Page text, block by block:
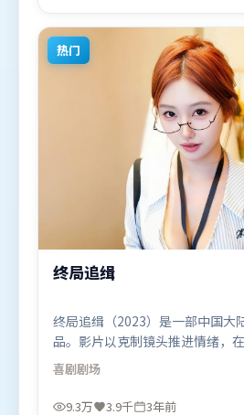
适合喜欢冒险题材的观众观看。
热门
终局追缉
终局追缉（2023）是一部中国大
品。影片以克制镜头推进情绪，
直至最后一刻才揭开谜底。高潮
绪释放与主题回扣同时完成。由
贤、提莫西·查拉米、黄政民，
喜剧剧场
9.3万 3.9千 3年前